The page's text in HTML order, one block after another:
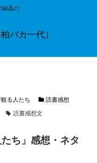
結晶だ
バカ一代）
る人たち
読書感想
読書感想文
ち」感想・ネタ